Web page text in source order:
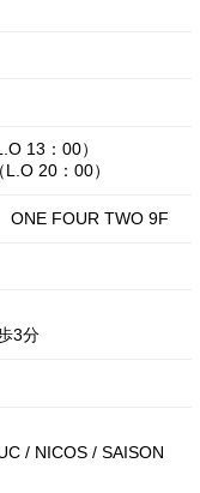
13：00）
20：00）
FOUR TWO 9F
3分
/ NICOS / SAISON